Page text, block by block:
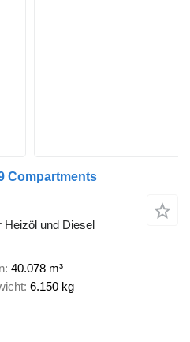
Compartments
Heizöl und Diesel
40.078 m³
6.150 kg